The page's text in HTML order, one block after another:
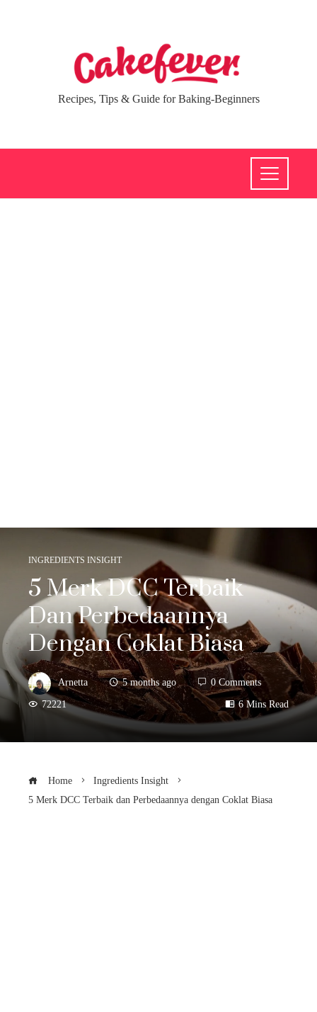
Recipes, Tips & Guide for Baking-Beginners
INGREDIENTS INSIGHT
5 Merk DCC Terbaik
Dan Perbedaannya
Dengan Coklat Biasa
Arnetta 5 months ago 0 Comments
72221 6 Mins Read
Home
Ingredients Insight
5 Merk DCC Terbaik dan Perbedaannya dengan Coklat Biasa